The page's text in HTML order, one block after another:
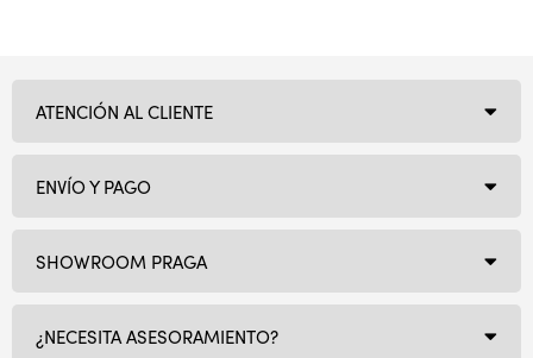
SHOWROOM PRAGA
¿NECESITA ASESORAMIENTO?
ATENCIÓN AL CLIENTE
ENVÍO Y PAGO